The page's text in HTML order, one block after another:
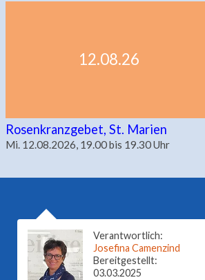
12.08.26
Rosenkranzgebet, St. Marien
Mi. 12.08.2026, 19.00 bis 19.30 Uhr
Verantwortlich:
Josefina Camenzind
Bereitgestellt:
03.03.2025